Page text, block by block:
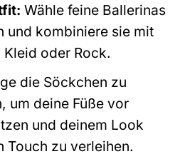
Wähle feine Ballerinas
und kombiniere sie mit
oder Rock.
die Söckchen zu
um deine Füße vor
und deinem Look
Touch zu verleihen.